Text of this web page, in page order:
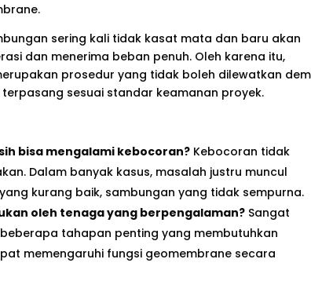
sering kali tidak kasat mata dan baru akan
dan menerima beban penuh. Oleh karena itu,
prosedur yang tidak boleh dilewatkan
sesuai standar keamanan proyek.
bisa mengalami kebocoran? Kebocoran tidak
Dalam banyak kasus, masalah justru muncul
kurang baik, sambungan yang tidak sempurna.
oleh tenaga yang berpengalaman? Sangat
tahapan penting yang membutuhkan
memengaruhi fungsi geomembrane secara